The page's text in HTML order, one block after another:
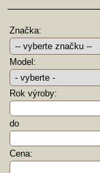
Značka:
Model:
Rok výroby:
do
Cena: